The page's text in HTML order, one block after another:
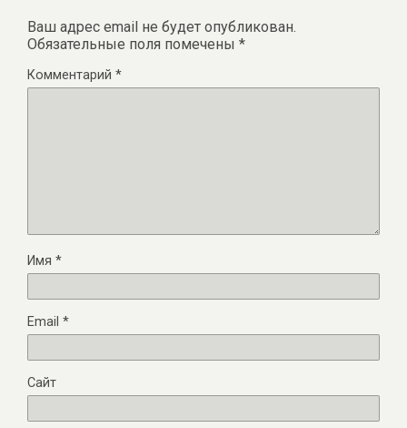
Ваш адрес email не будет опубликован.
Обязательные поля помечены *
Комментарий *
Имя *
Email *
Сайт